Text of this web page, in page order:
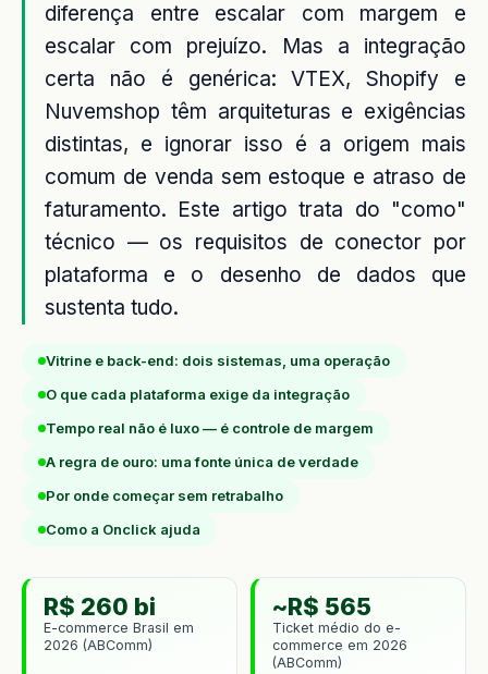
diferença entre escalar com margem e
escalar com prejuízo. Mas a integração
certa não é genérica: VTEX, Shopify e
Nuvemshop têm arquiteturas e exigências
distintas, e ignorar isso é a origem mais
comum de venda sem estoque e atraso de
faturamento. Este artigo trata do "como"
técnico — os requisitos de conector por
plataforma e o desenho de dados que
sustenta tudo.
Vitrine e back-end: dois sistemas, uma operação
O que cada plataforma exige da integração
Tempo real não é luxo — é controle de margem
A regra de ouro: uma fonte única de verdade
Por onde começar sem retrabalho
Como a Onclick ajuda
R$ 260 bi
E-commerce Brasil em
2026 (ABComm)
~R$ 565
Ticket médio do e-
commerce em 2026
(ABComm)